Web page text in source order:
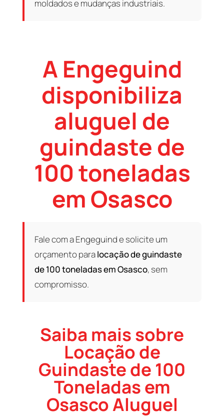
moldados e mudanças industriais.
A Engeguind
disponibiliza
aluguel de
guindaste de
100 toneladas
em Osasco
Fale com a Engeguind e solicite um
orçamento paralocação de guindaste
de 100 toneladas em Osasco, sem
compromisso.
Saiba mais sobre
Locação de
Guindaste de 100
Toneladas em
Osasco Aluguel